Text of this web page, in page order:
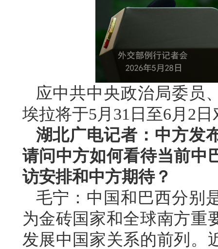
应中共中央政治局委员
埃拉将于5月31日至6月2
湖北广电记者：中方发
请问中方如何看待当前中
访安排和中方期待？
毛宁：中国和巴西分别
为金砖国家和全球南方重
发展中国家关系的前列。